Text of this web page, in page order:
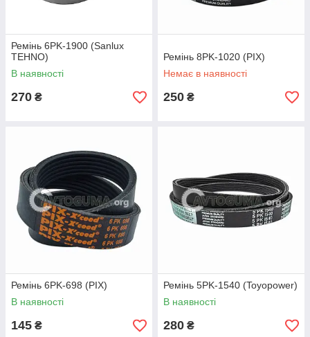
Ремінь 6PK-1900 (Sanlux
TEHNO)
В наявності
270 ₴
Ремінь 8PK-1020 (PIX)
Немає в наявності
250 ₴
Ремінь 6PK-698 (PIX)
В наявності
145 ₴
Ремінь 5PK-1540 (Toyopower)
В наявності
280 ₴